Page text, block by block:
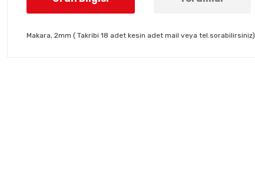
Makara, 2mm ( Takribi 18 adet kesin adet mail veya tel.sorabilirsiniz)